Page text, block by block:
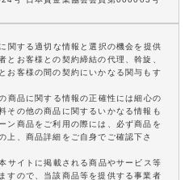
関する適切な情報と選択の機会を提供
とお客様との契約締結の代理、斡旋、
お客様の間の契約にいかなる関与もす
商品に関する情報の正確性には細心の
その他の商品に関するいかなる情報も
ン商品をご利用の際には、必ず商品を
上、商品詳細をご自身でご確認下さ
サイトに掲載される商品やサービス等
すので、当該商品等を提供する事業者